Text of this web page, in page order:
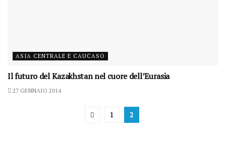
ASIA CENTRALE E CAUCASO
Il futuro del Kazakhstan nel cuore dell’Eurasia
27 GENNAIO 2014
1 2